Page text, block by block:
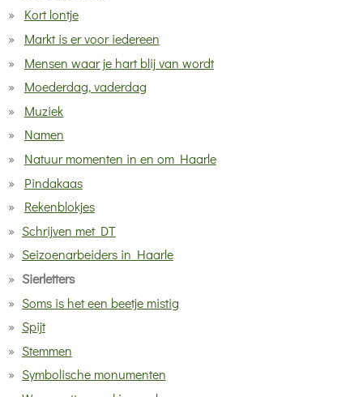
Kort lontje
Markt is er voor iedereen
Mensen waar je hart blij van wordt
Moederdag, vaderdag
Muziek
Namen
Natuur momenten in en om Haarle
Pindakaas
Rekenblokjes
Schrijven met DT
Seizoenarbeiders in Haarle
Sierletters
Soms is het een beetje mistig
Spijt
Stemmen
Symbolische monumenten